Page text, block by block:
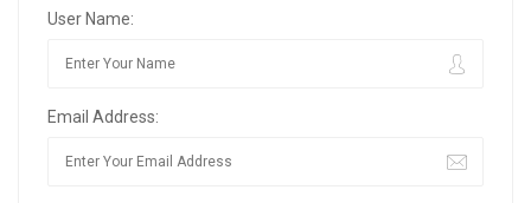
User Name:
Email Address: